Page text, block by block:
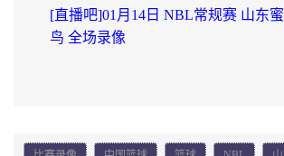
[直播吧]01月14日 NBL常规赛 山东
鸟 全场录像